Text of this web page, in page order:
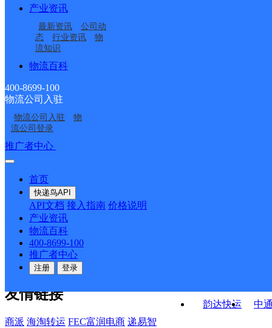
产业资讯
最新资讯
公司动
态
行业资讯
物
流知识
物流百科
400-8699-100
物流公司入驻
物流公司入驻
物
流公司登录
推广者中心
首页
快递鸟API
API文档 接入指南 价格说明
产业资讯
物流百科
400-8699-100
推广者中心
注册 登录
庄分部
北京房山长阳
北京琉璃河
华北房山区燕化公司
华北房山区燕化公司阎
村分部
北京房山燕山一部
北京房山区周口店营业
韵达快运
中
接口API
API接口 DEMO下载
关于我们
公司介绍 企业动态
合作伙伴 快递鸟接口服务协议
户隐私政策
友情链接
商派 海淘转运 FEC富润电商 递易智